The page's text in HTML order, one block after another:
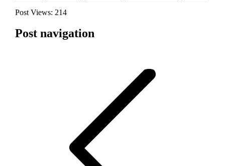
Post Views: 214
Post navigation